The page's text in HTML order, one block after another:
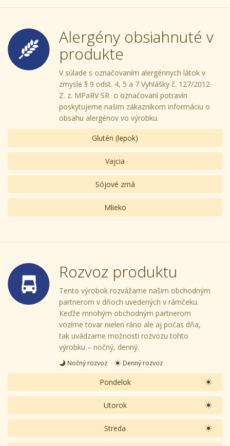
Alergény obsiahnuté v
produkte
V súlade s označovaním alergénnych látok v
zmysle § 9 odst. 4, 5 a 7 Vyhlášky č. 127/2012
Z. z. MPaRV SR o označovaní potravín
poskytujeme našim zákazníkom informáciu o
obsahu alergénov vo výrobku.
Glutén (lepok)
Vajcia
Sójové zrná
Mlieko
Rozvoz produktu
Tento výrobok rozvážame našim obchodným
partnerom v dňoch uvedených v rámčeku.
Keďže mnohým obchodným partnerom
vozíme tovar nielen ráno ale aj počas dňa,
tak uvádzame možnosti rozvozu tohto
výrobku – nočný, denný.
Nočný rozvoz Denný rozvoz
Pondelok
Utorok
Streda